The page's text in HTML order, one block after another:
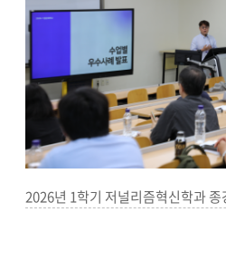
2026년 1학기 저널리즘혁신학과